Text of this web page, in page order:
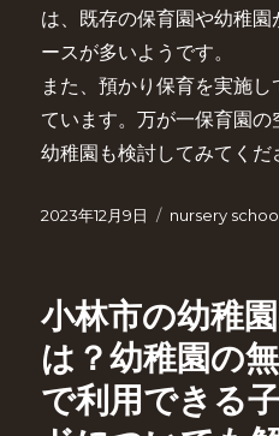
は、既存の保育園や幼稚
ースが多いようです。
また、預かり保育を実施
ています。万が一保育園の
幼稚園も検討してみてくだ
投
2023年12月9日
カ
ー
nursery
小林市の幼稚
は？幼稚園の
で利用できる